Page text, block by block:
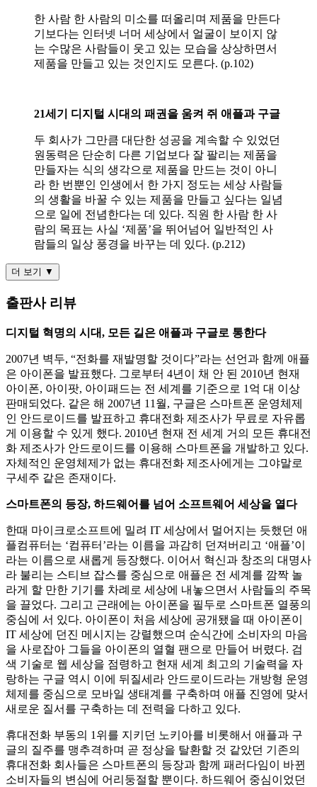
한 사람 한 사람의 미소를 떠올리며 제품을 만든다
기보다는 인터넷 너머 세상에서 얼굴이 보이지 않
는 수많은 사람들이 웃고 있는 모습을 상상하면서
제품을 만들고 있는 것인지도 모른다. (p.102)
21세기 디지털 시대의 패권을 움켜 쥐 애플과 구글
두 회사가 그만큼 대단한 성공을 계속할 수 있었던
원동력은 단순히 다른 기업보다 잘 팔리는 제품을
만들자는 식의 생각으로 제품을 만드는 것이 아니
라 한 번뿐인 인생에서 한 가지 정도는 세상 사람들
의 생활을 바꿀 수 있는 제품을 만들고 싶다는 일념
으로 일에 전념한다는 데 있다. 직원 한 사람 한 사
람의 목표는 사실 ‘제품’을 뛰어넘어 일반적인 사
람들의 일상 풍경을 바꾸는 데 있다. (p.212)
더 보기 ▼
출판사 리뷰
디지털 혁명의 시대, 모든 길은 애플과 구글로 통한다
2007년 벽두, “전화를 재발명할 것이다”라는 선언과 함께 애플
은 아이폰을 발표했다. 그로부터 4년이 채 안 된 2010년 현재
아이폰, 아이팟, 아이패드는 전 세계를 기준으로 1억 대 이상
판매되었다. 같은 해 2007년 11월, 구글은 스마트폰 운영체제
인 안드로이드를 발표하고 휴대전화 제조사가 무료로 자유롭
게 이용할 수 있게 했다. 2010년 현재 전 세계 거의 모든 휴대전
화 제조사가 안드로이드를 이용해 스마트폰을 개발하고 있다.
자체적인 운영체제가 없는 휴대전화 제조사에게는 그야말로
구세주 같은 존재이다.
스마트폰의 등장, 하드웨어를 넘어 소프트웨어 세상을 열다
한때 마이크로소프트에 밀려 IT 세상에서 멀어지는 듯했던 애
플컴퓨터는 ‘컴퓨터’라는 이름을 과감히 던져버리고 ‘애플’이
라는 이름으로 새롭게 등장했다. 이어서 혁신과 창조의 대명사
라 불리는 스티브 잡스를 중심으로 애플은 전 세계를 깜짝 놀
라게 할 만한 기기를 차례로 세상에 내놓으면서 사람들의 주목
을 끌었다. 그리고 근래에는 아이폰을 필두로 스마트폰 열풍의
중심에 서 있다. 아이폰이 처음 세상에 공개됐을 때 아이폰이
IT 세상에 던진 메시지는 강렬했으며 순식간에 소비자의 마음
을 사로잡아 그들을 아이폰의 열혈 팬으로 만들어 버렸다. 검
색 기술로 웹 세상을 점령하고 현재 세계 최고의 기술력을 자
랑하는 구글 역시 이에 뒤질세라 안드로이드라는 개방형 운영
체제를 중심으로 모바일 생태계를 구축하며 애플 진영에 맞서
새로운 질서를 구축하는 데 전력을 다하고 있다.
휴대전화 부동의 1위를 지키던 노키아를 비롯해서 애플과 구
글의 질주를 맹추격하며 곧 정상을 탈환할 것 같았던 기존의
휴대전화 회사들은 스마트폰의 등장과 함께 패러다임이 바뀐
소비자들의 변심에 어리둥절할 뿐이다. 하드웨어 중심이었던